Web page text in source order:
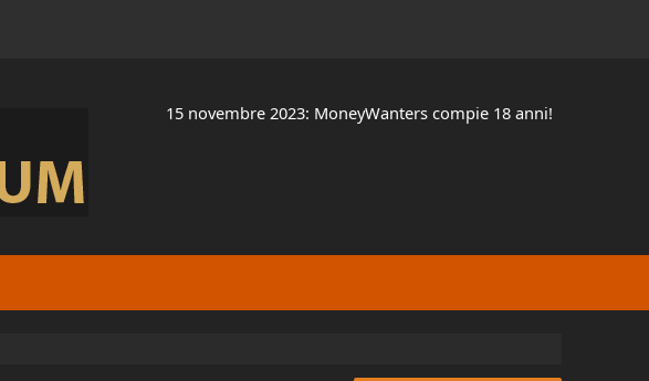
15 novembre 2023: MoneyWanters compie 18 anni!